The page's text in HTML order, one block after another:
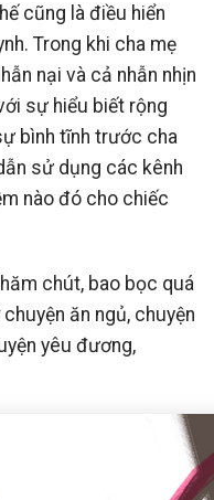
cũng là điều hiển
Trong khi cha mẹ
nại và cả nhẫn nhịn
sự hiểu biết rộng
bình tĩnh trước cha
sử dụng các kênh
nào đó cho chiếc
chút, bao bọc quá
ăn ngủ, chuyện
yêu đương,